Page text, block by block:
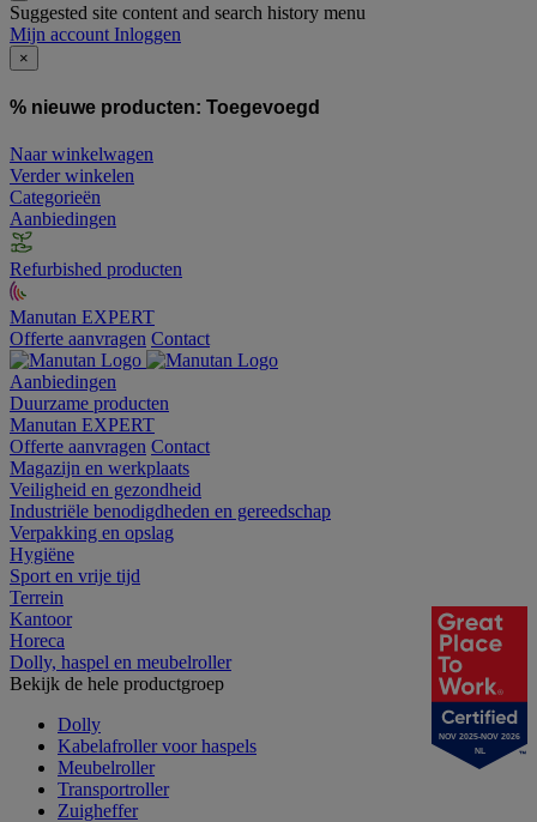
Suggested site content and search history menu
Mijn account Inloggen
×
% nieuwe producten: Toegevoegd
Naar winkelwagen
Verder winkelen
Categorieën
Aanbiedingen
Refurbished producten
Manutan EXPERT
Offerte aanvragen Contact
Aanbiedingen
Duurzame producten
Manutan EXPERT
Offerte aanvragen Contact
Magazijn en werkplaats
Veiligheid en gezondheid
Industriële benodigdheden en gereedschap
Verpakking en opslag
Hygiëne
Sport en vrije tijd
Terrein
Kantoor
Horeca
Dolly, haspel en meubelroller
Bekijk de hele productgroep
Dolly
Kabelafroller voor haspels
Meubelroller
Transportroller
Zuigheffer
NOV 2025-NOV 2026
NL